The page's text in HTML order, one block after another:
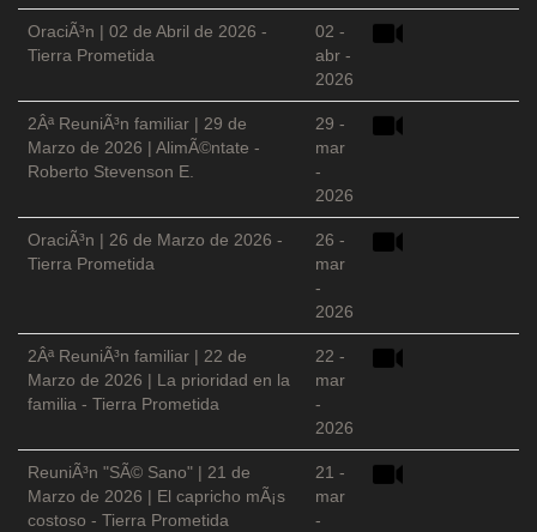
OraciÃ³n | 02 de Abril de 2026 -
Tierra Prometida
02 -
abr -
2026
2Âª ReuniÃ³n familiar | 29 de
Marzo de 2026 | AlimÃ©ntate -
Roberto Stevenson E.
29 -
mar
-
2026
OraciÃ³n | 26 de Marzo de 2026 -
Tierra Prometida
26 -
mar
-
2026
2Âª ReuniÃ³n familiar | 22 de
Marzo de 2026 | La prioridad en la
familia - Tierra Prometida
22 -
mar
-
2026
ReuniÃ³n "SÃ© Sano" | 21 de
Marzo de 2026 | El capricho mÃ¡s
costoso - Tierra Prometida
21 -
mar
-